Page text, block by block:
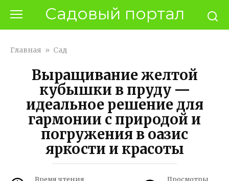
контенту
Садовый портал
Главная » Сад
Выращивание желтой
кубышки в пруду —
идеальное решение для
гармонии с природой и
погружения в оазис
яркости и красоты
Время чтения Просмотры